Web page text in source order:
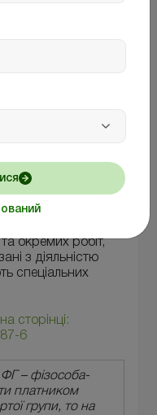
(ч. 1 ст. 3 Закону
дві групи тих, хто
підприємця:
до роботи в ФГ
Проте
окремих робіт,
з діяльністю
спеціальних
сторінці:
6
– фізособа-
платником
групи, то на